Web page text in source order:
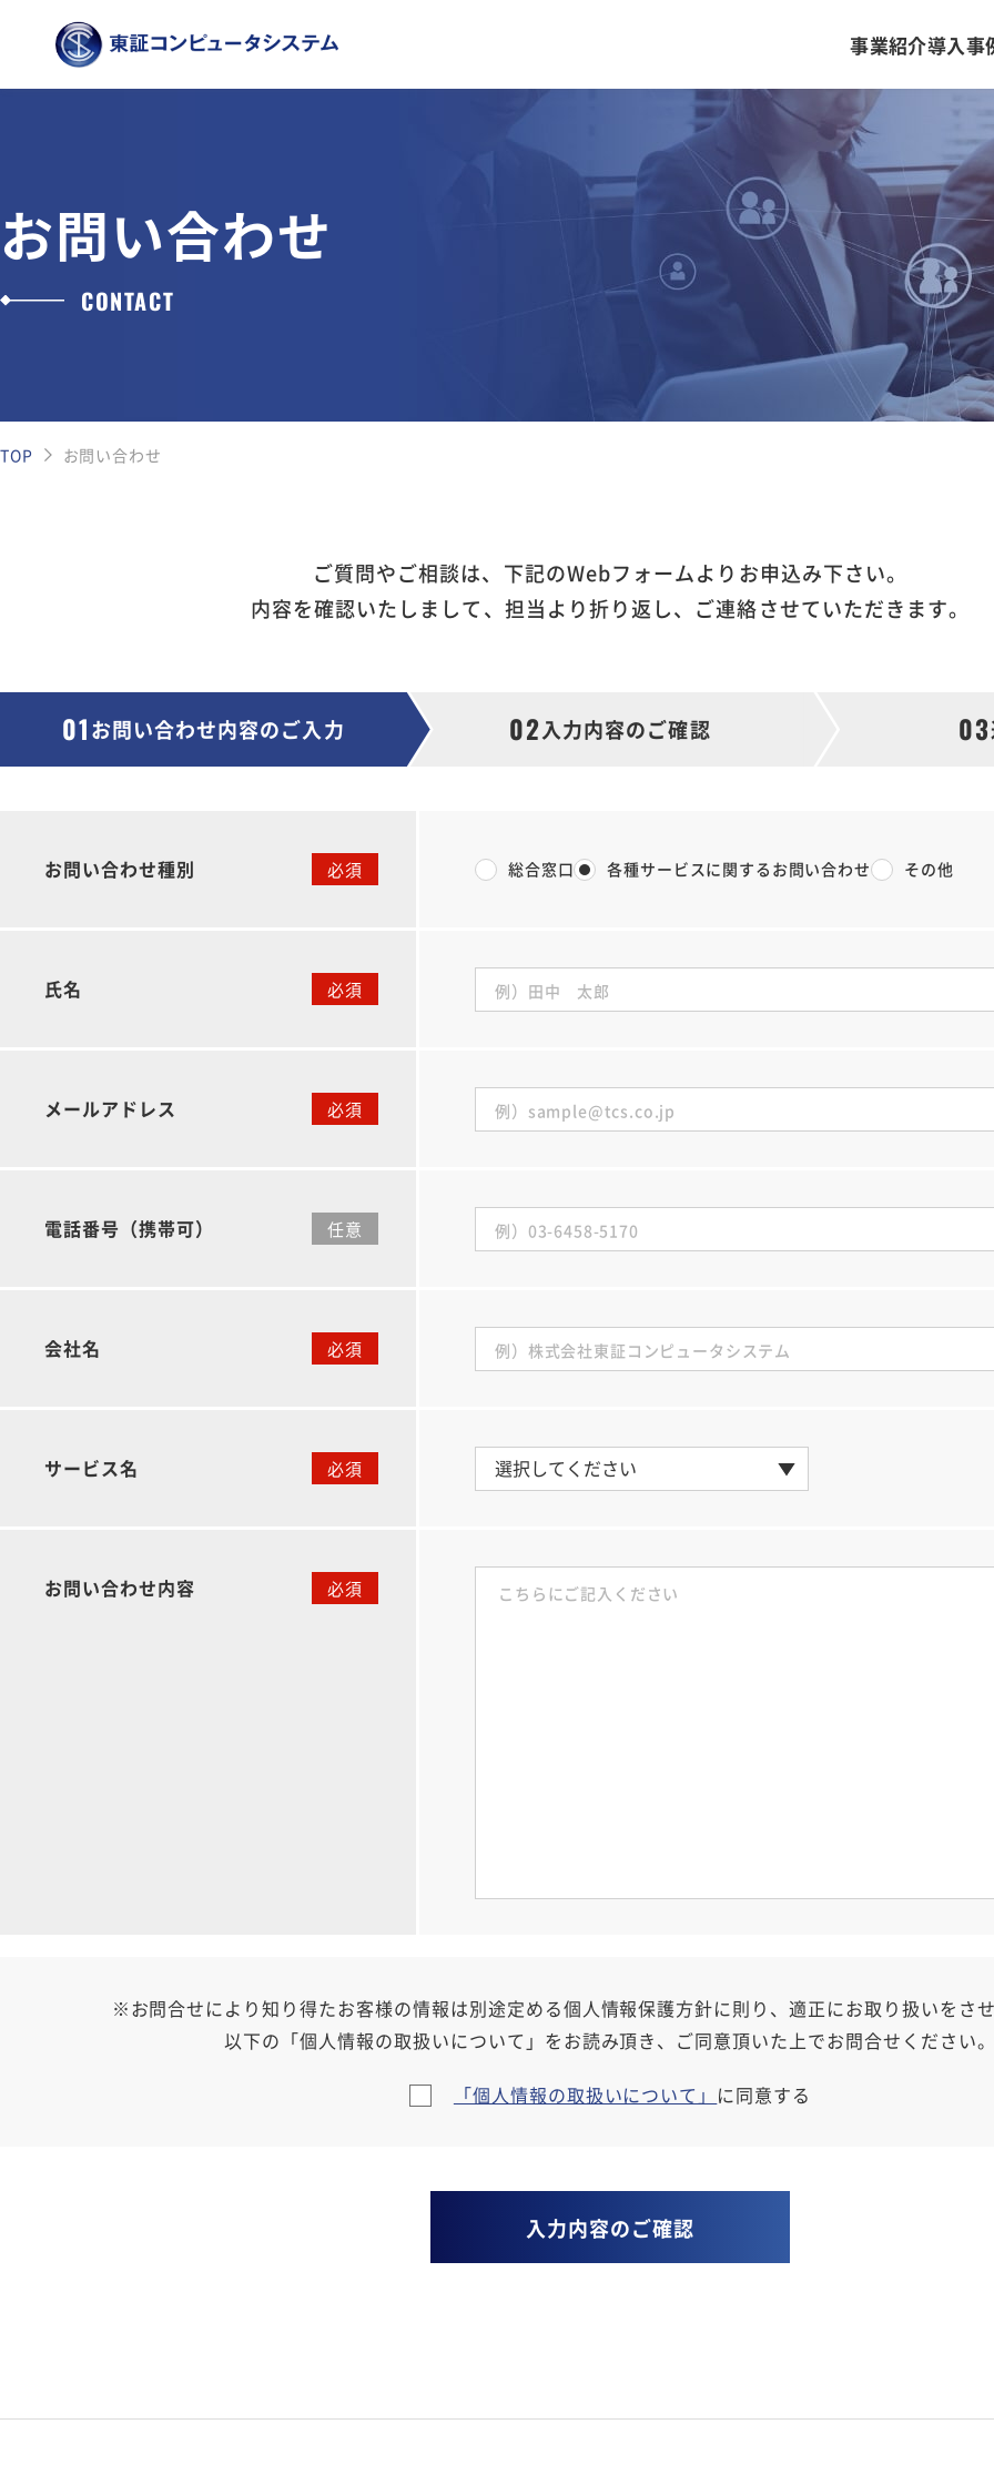
事業紹介
金融証券システムソリューション
情報セキュリティソリューション
その他のソリューション
導入事
ごあいさつ
沿革
ライフワークバランスと福利厚生
社員を知る
キャリア採用
お問い合わせ
CONTACT
TOP お問い合わせ
ご質問やご相談は、下記のWebフォームよりお申込み下さい。
内容を確認いたしまして、担当より折り返し、ご連絡させていただきます。
01お問い合わせ内容のご入力 02入力内容のご確認 03
お問い合わせ種別 総合窓口 各種サービスに関するお問い合わせ その他
氏名
メールアドレス
電話番号（携帯可）
会社名
サービス名
お問い合わせ内容
※お問合せにより知り得たお客様の情報は別途定める個人情報保護方針に則り、適正にお取り扱いをさせ
以下の「個人情報の取扱いについて」をお読み頂き、ご同意頂いた上でお問合せください。
「個人情報の取扱いについて」 に同意する